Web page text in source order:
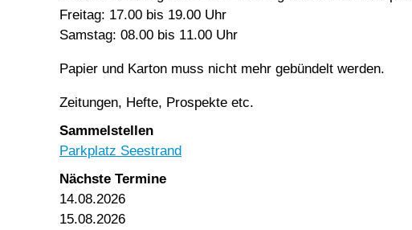
Freitag: 17.00 bis 19.00 Uhr
Samstag: 08.00 bis 11.00 Uhr
Papier und Karton muss nicht mehr gebündelt werden.
Zeitungen, Hefte, Prospekte etc.
Sammelstellen
Parkplatz Seestrand
Nächste Termine
14.08.2026
15.08.2026